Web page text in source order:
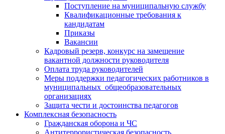
Поступление на муниципальную службу
Квалификационные требования к
кандидатам
Приказы
Вакансии
Кадровый резерв, конкурс на замещение
вакантной должности руководителя
Оплата труда руководителей
Меры поддержки педагогических работников в
муниципальных общеобразовательных
организациях
Защита чести и достоинства педагогов
Комплексная безопасность
Гражданская оборона и ЧС